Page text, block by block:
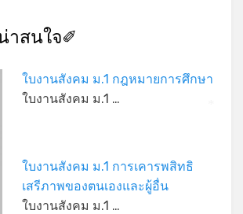
าสนใจ✐
ใบงานสังคม ม.1 กฎหมายการศึกษา
ใบงานสังคม ม.1 …
ใบงานสังคม ม.1 การเคารพสิทธิ
เสรีภาพของตนเองและผู้อื่น
ใบงานสังคม ม.1 …